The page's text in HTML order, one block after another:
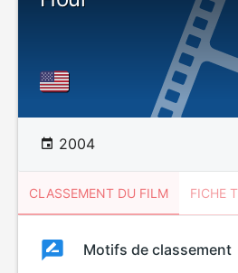
2004
CLASSEMENT DU FILM FICHE
ClassementClassement
Motifs de classement